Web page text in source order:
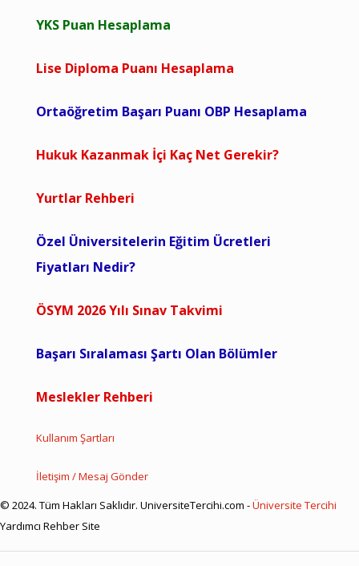
YKS Puan Hesaplama
Lise Diploma Puanı Hesaplama
Ortaöğretim Başarı Puanı OBP Hesaplama
Hukuk Kazanmak İçi Kaç Net Gerekir?
Yurtlar Rehberi
Özel Üniversitelerin Eğitim Ücretleri
Fiyatları Nedir?
ÖSYM 2026 Yılı Sınav Takvimi
Başarı Sıralaması Şartı Olan Bölümler
Meslekler Rehberi
Kullanım Şartları
İletişim / Mesaj Gönder
© 2024. Tüm Hakları Saklıdır. UniversiteTercihi.com -Üniversite Tercihi
Yardımcı Rehber Site